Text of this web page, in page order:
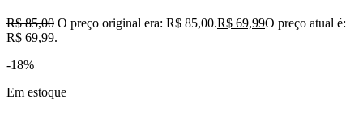
R$85,00 O preço original era: R$ 85,00.R$ 69,99O preço atual é:
R$ 69,99.
-18%
Em estoque